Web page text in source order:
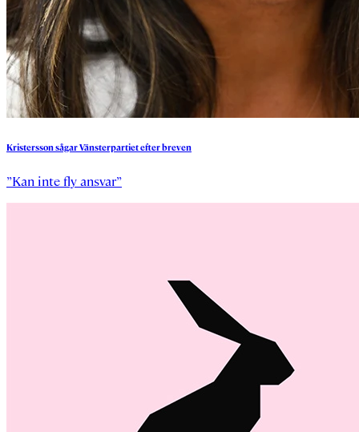
KristerssonsågarVänsterpartietefterbreven
”Kan inte fly ansvar”